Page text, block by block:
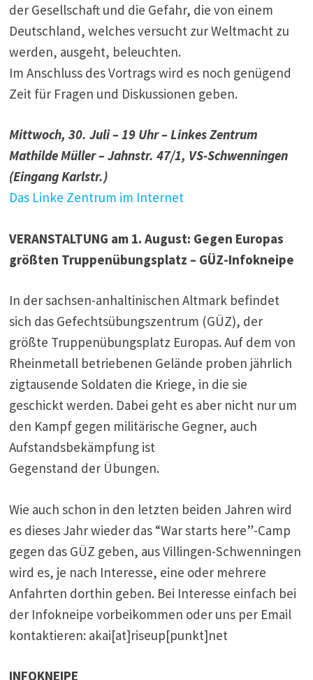
der Gesellschaft und die Gefahr, die von einem
Deutschland, welches versucht zur Weltmacht zu
werden, ausgeht, beleuchten.
Im Anschluss des Vortrags wird es noch genügend
Zeit für Fragen und Diskussionen geben.
Mittwoch, 30. Juli – 19 Uhr – Linkes Zentrum
Mathilde Müller – Jahnstr. 47/1, VS-Schwenningen
(Eingang Karlstr.)
Das Linke Zentrum im Internet
VERANSTALTUNG am 1. August: Gegen Europas
größten Truppenübungsplatz – GÜZ-Infokneipe
In der sachsen-anhaltinischen Altmark befindet
sich das Gefechtsübungszentrum (GÜZ), der
größte Truppenübungsplatz Europas. Auf dem von
Rheinmetall betriebenen Gelände proben jährlich
zigtausende Soldaten die Kriege, in die sie
geschickt werden. Dabei geht es aber nicht nur um
den Kampf gegen militärische Gegner, auch
Aufstandsbekämpfung ist
Gegenstand der Übungen.
Wie auch schon in den letzten beiden Jahren wird
es dieses Jahr wieder das “War starts here”-Camp
gegen das GÜZ geben, aus Villingen-Schwenningen
wird es, je nach Interesse, eine oder mehrere
Anfahrten dorthin geben. Bei Interesse einfach bei
der Infokneipe vorbeikommen oder uns per Email
kontaktieren: akai[at]riseup[punkt]net
INFOKNEIPE